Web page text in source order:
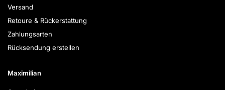
Versand
Retoure & Rückerstattung
Zahlungsarten
Rücksendung erstellen
Maximilian